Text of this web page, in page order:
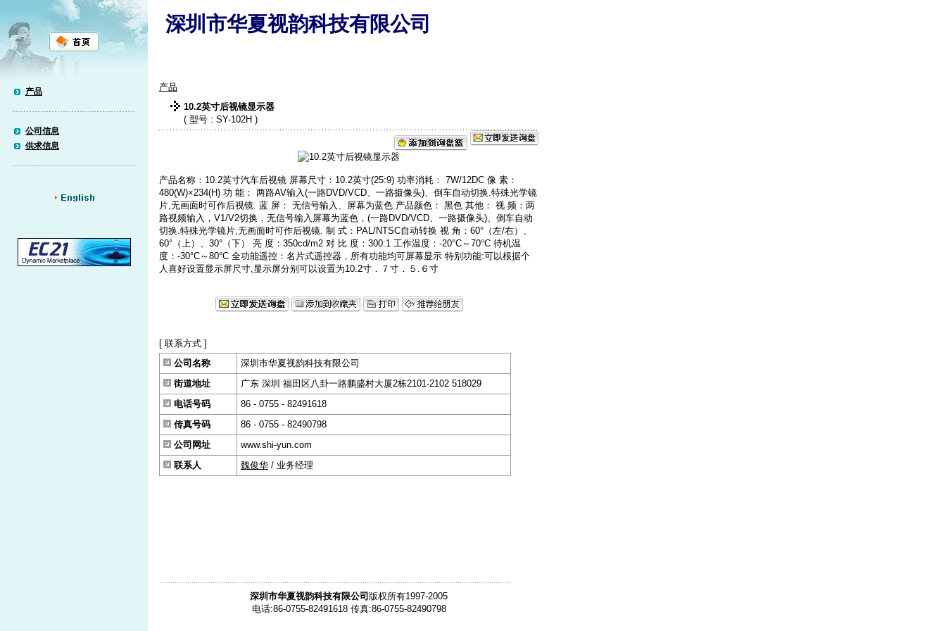
产品
公司信息
供求信息
深圳市华夏视韵科技有限公司
产品
10.2英寸后视镜显示器
( 型号 : SY-102H )
产品名称：10.2英寸汽车后视镜 屏幕尺寸：10.2英寸(25:9) 功率消耗： 7W/12DC 像 素：
480(W)×234(H) 功 能： 两路AV输入(一路DVD/VCD、一路摄像头)、倒车自动切换.特殊光学镜
片,无画面时可作后视镜. 蓝 屏： 无信号输入、屏幕为蓝色 产品颜色： 黑色 其他： 视 频：两
路视频输入，V1/V2切换，无信号输入屏幕为蓝色，(一路DVD/VCD、一路摄像头)、倒车自动
切换.特殊光学镜片,无画面时可作后视镜. 制 式：PAL/NTSC自动转换 视 角：60°（左/右）、
60°（上）、30°（下） 亮 度：350cd/m2 对 比 度：300:1 工作温度：-20°C～70°C 待机温
度：-30°C～80°C 全功能遥控：名片式遥控器，所有功能均可屏幕显示 特别功能:可以根据个
人喜好设置显示屏尺寸,显示屏分别可以设置为10.2寸．７寸．５.６寸
[ 联系方式 ]
公司名称
深圳市华夏视韵科技有限公司
街道地址
广东 深圳 福田区八卦一路鹏盛村大厦2栋2101-2102 518029
电话号码
86 - 0755 - 82491618
传真号码
86 - 0755 - 82490798
公司网址
www.shi-yun.com
联系人
魏俊华 / 业务经理
深圳市华夏视韵科技有限公司 版权所有1997-2005
电话:86-0755-82491618 传真:86-0755-82490798